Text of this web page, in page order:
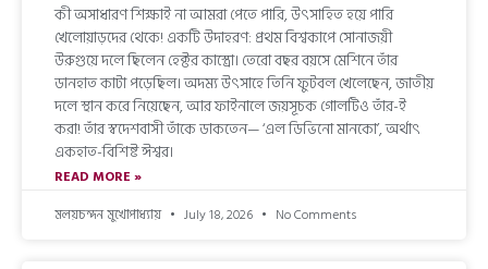
কী অসাধারণ শিক্ষাই না আমরা পেতে পারি, উৎসাহিত হয়ে পারি
খেলোয়াড়দের থেকে! একটি উদাহরণ: প্রথম বিশ্বকাপে সোনাজয়ী
উরুগুয়ে দলে ছিলেন হেক্টর কাস্ত্রো। তেরো বছর বয়সে মেশিনে তাঁর
ডানহাত কাটা পড়েছিল। অদম্য উৎসাহে তিনি ফুটবল খেলেছেন, জাতীয়
দলে স্থান করে নিয়েছেন, আর ফাইনালে জয়সূচক গোলটিও তাঁর-ই
করা! তাঁর স্বদেশবাসী তাঁকে ডাকতেন— ‘এল ডিভিনো মানকো’, অর্থাৎ
একহাত-বিশিষ্ট ঈশ্বর।
READ MORE »
মলয়চন্দন মুখোপাধ্যায়
July 18, 2026 No Comments